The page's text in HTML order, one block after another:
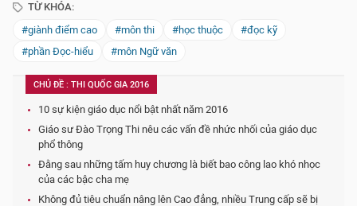
TỪ KHÓA:
#giành điểm cao
#môn thi #học thuộc
#đọc kỹ
#phần Đọc-hiểu
#môn Ngữ văn
CHỦ ĐỀ : THI QUỐC GIA 2016
10 sự kiện giáo dục nổi bật nhất năm 2016
Giáo sư Đào Trọng Thi nêu các vấn đề nhức nhối của giáo dục
phổ thông
Đằng sau những tấm huy chương là biết bao công lao khó nhọc
của các bậc cha mẹ
Không đủ tiêu chuẩn nâng lên Cao đẳng, nhiều Trung cấp sẽ bị